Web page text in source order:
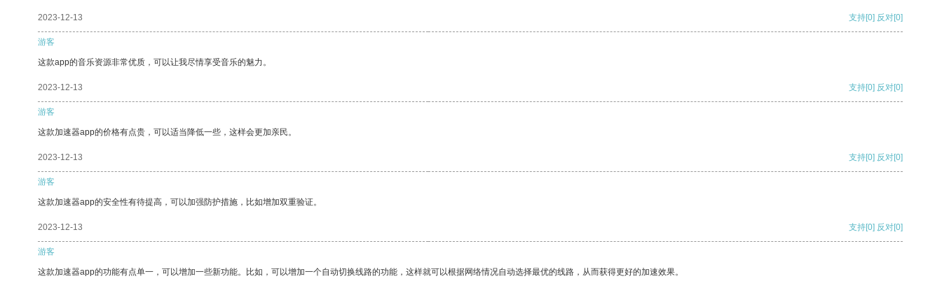
2023-12-13 支持[0] 反对[0]
游客
这款app的音乐资源非常优质，可以让我尽情享受音乐的魅力。
2023-12-13 支持[0] 反对[0]
游客
这款加速器app的价格有点贵，可以适当降低一些，这样会更加亲民。
2023-12-13 支持[0] 反对[0]
游客
这款加速器app的安全性有待提高，可以加强防护措施，比如增加双重验证。
2023-12-13 支持[0] 反对[0]
游客
这款加速器app的功能有点单一，可以增加一些新功能。比如，可以增加一个自动切换线路的功能，这样就可以根据网络情况自动选择最优的线路，从而获得更好的加速效果。